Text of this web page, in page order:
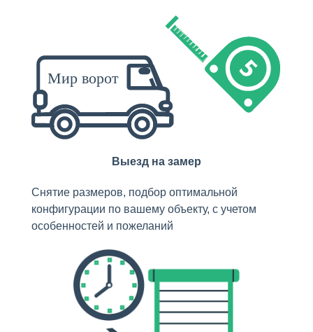
Выезд на замер
Снятие размеров, подбор оптимальной
конфигурации по вашему объекту, с учетом
особенностей и пожеланий